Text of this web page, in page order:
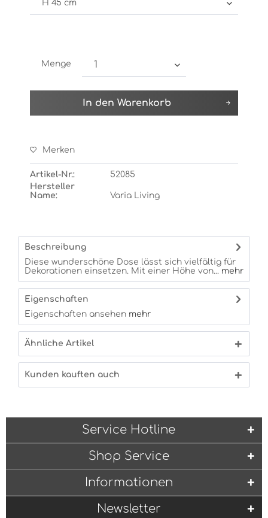
Menge
In den Warenkorb
Merken
Artikel-Nr.:
52085
Hersteller
Name:
Varia Living
Beschreibung
Diese wunderschöne Dose lässt sich vielfältig für
Dekorationen einsetzen. Mit einer Höhe von... mehr
Eigenschaften
Eigenschaften ansehen mehr
Ähnliche Artikel
Kunden kauften auch
Service Hotline
Shop Service
Informationen
Newsletter